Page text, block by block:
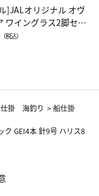
]JALオリジナル オヴ
ワイングラス2脚セッ
ワイン）
（税込）
掛 海釣り >船仕掛
ク GEI4本 針9号 ハリス8